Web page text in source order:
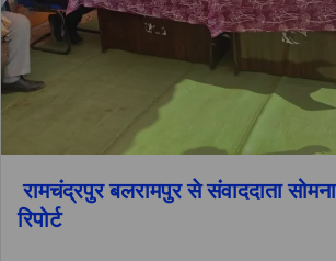
रामचंद्रपुर बलरामपुर से संवाददाता
रिपोर्ट